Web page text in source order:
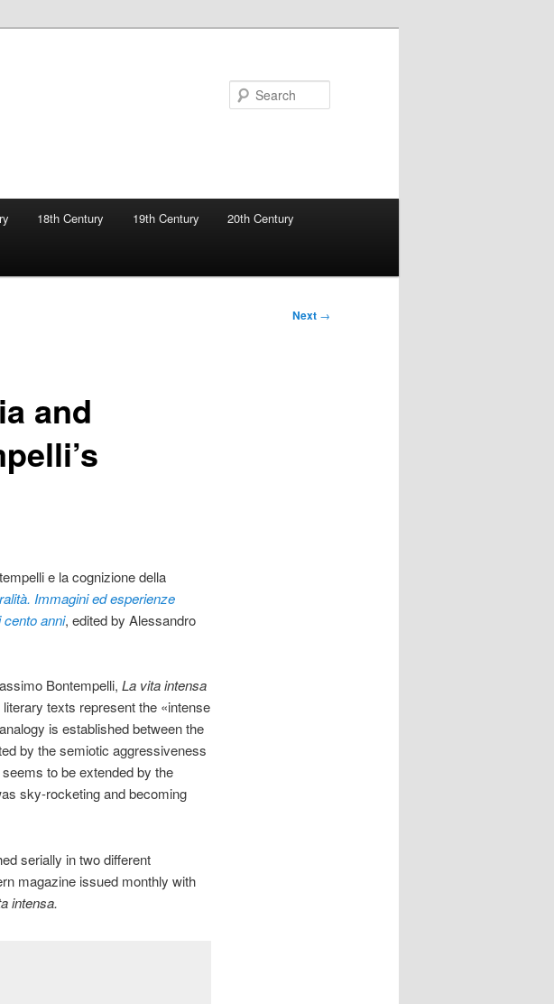
18th Century 19th Century 20th Century
Next →
and
e la cognizione della
à. Immagini ed esperienze
cento anni, edited by Alessandro
Bontempelli, La vita intensa
texts represent the «intense
is established between the
by the semiotic aggressiveness
to be extended by the
sky-rocketing and becoming
serially in two different
magazine issued monthly with
intensa.